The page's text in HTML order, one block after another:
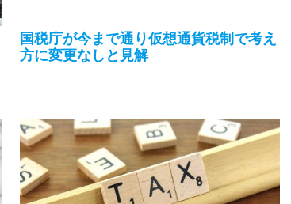
国税庁が今まで通り仮想通貨税制で考え
方に変更なしと見解